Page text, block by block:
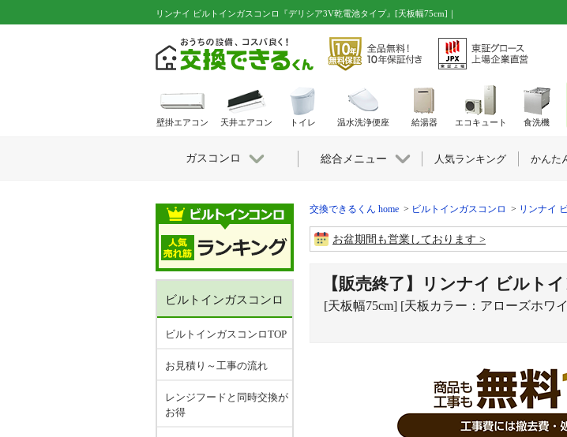
リンナイ ビルトインガスコンロ『デリシア3V乾電池タイプ』[天板幅75cm]｜
交換できるくん home ビルトインガスコンロ リンナイ
お盆期間も営業しております
【販売終了】リンナイ ビルト
[天板幅75cm] [天板カラー：アローズホワ
ビルトインガスコンロ
ビルトインガスコンロTOP
お見積り～工事の流れ
レンジフードと同時交換が
お得
壁掛エアコン 天井エアコン トイレ 温水洗浄便座 給湯器 エコキュート 食洗機
ガスコンロ 総合メニュー 人気ランキング かんた